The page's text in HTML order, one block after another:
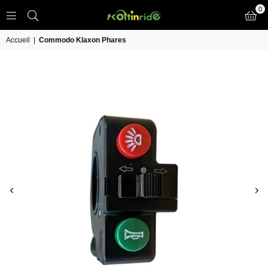
0
Accueil Commodo Klaxon Phares